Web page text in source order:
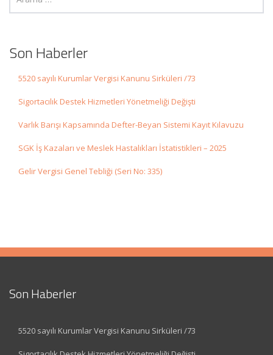
Son Haberler
5520 sayılı Kurumlar Vergisi Kanunu Sirküleri /73
Sigortacılık Destek Hizmetleri Yönetmeliği Değişti
Varlık Barışı Kapsamında Defter-Beyan Sistemi Kayıt Kılavuzu
SGK İş Kazaları ve Meslek Hastalıkları İstatistikleri – 2025
Gelir Vergisi Genel Tebliği (Seri No: 335)
Son Haberler
5520 sayılı Kurumlar Vergisi Kanunu Sirküleri /73